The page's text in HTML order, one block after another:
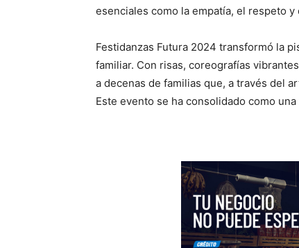
esenciales como la empatía, el respeto y
Festidanzas Futura 2024 transformó la
familiar. Con risas, coreografías
a decenas de familias que, a través del
Este evento se ha consolidado como